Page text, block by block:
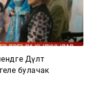
Дәүләт
булачак